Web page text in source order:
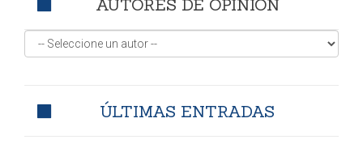
AUTORES DE OPINIÓN
ÚLTIMAS ENTRADAS